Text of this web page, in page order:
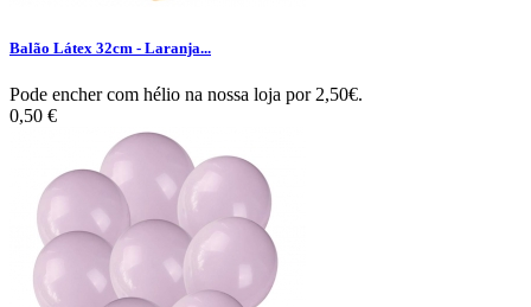
Balão Látex 32cm - Laranja...
Pode encher com hélio na nossa loja por 2,50€.
0,50 €